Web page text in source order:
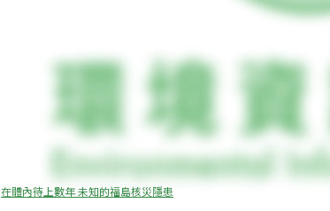
在體內待上數年 未知的福島核災隱患